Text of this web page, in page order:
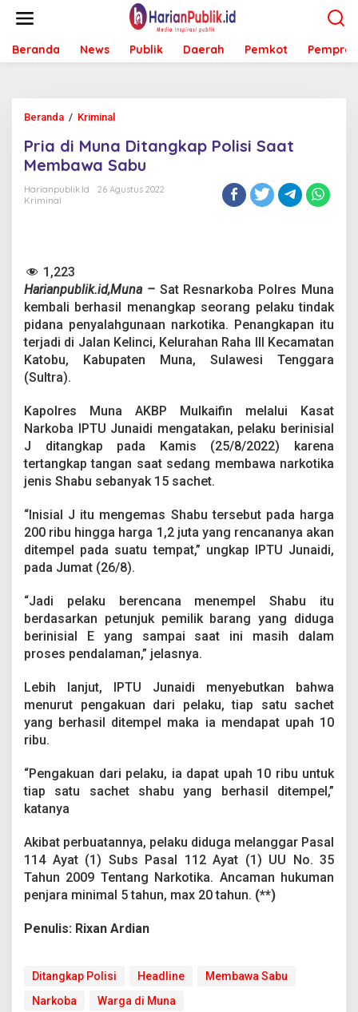
t
Beranda News Publik Daerah Pemkot Pemprov
Beranda / Kriminal
i
a
d
i
t
a
n
g
k
a
l
i
s
i
S
t
M
e
m
w
a
S
a
Pria di Muna Ditangkap Polisi Saat
Membawa Sabu
Harianpublik.id
26 Agustus 2022
Kriminal
1,223
Harianpublik.id,Muna – Sat Resnarkoba Polres Muna
kembali berhasil menangkap seorang pelaku tindak
pidana penyalahgunaan narkotika. Penangkapan itu
terjadi di Jalan Kelinci, Kelurahan Raha III Kecamatan
Katobu, Kabupaten Muna, Sulawesi Tenggara
(Sultra).
Kapolres Muna AKBP Mulkaifin melalui Kasat
Narkoba IPTU Junaidi mengatakan, pelaku berinisial
J ditangkap pada Kamis (25/8/2022) karena
tertangkap tangan saat sedang membawa narkotika
jenis Shabu sebanyak 15 sachet.
“Inisial J itu mengemas Shabu tersebut pada harga
200 ribu hingga harga 1,2 juta yang rencananya akan
ditempel pada suatu tempat,” ungkap IPTU Junaidi,
pada Jumat (26/8).
“Jadi pelaku berencana menempel Shabu itu
berdasarkan petunjuk pemilik barang yang diduga
berinisial E yang sampai saat ini masih dalam
proses pendalaman,” jelasnya.
Lebih lanjut, IPTU Junaidi menyebutkan bahwa
menurut pengakuan dari pelaku, tiap satu sachet
yang berhasil ditempel maka ia mendapat upah 10
ribu.
“Pengakuan dari pelaku, ia dapat upah 10 ribu untuk
tiap satu sachet shabu yang berhasil ditempel,”
katanya
Akibat perbuatannya, pelaku diduga melanggar Pasal
114 Ayat (1) Subs Pasal 112 Ayat (1) UU No. 35
Tahun 2009 Tentang Narkotika. Ancaman hukuman
penjara minimal 5 tahun, max 20 tahun. (**)
Penulis: Rixan Ardian
Ditangkap Polisi Headline
Membawa Sabu
Narkoba
Warga di Muna